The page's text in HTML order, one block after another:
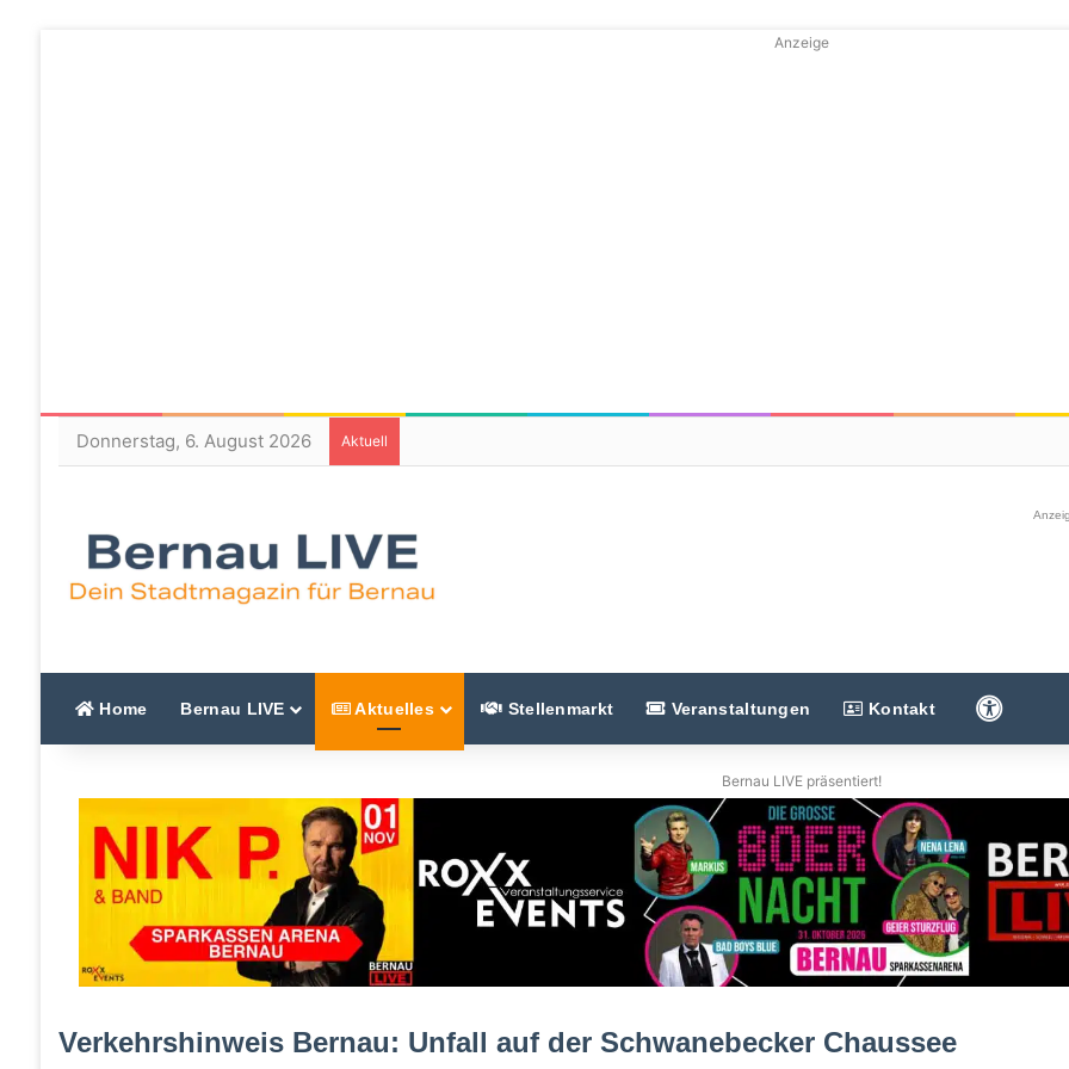
Anzeige
Donnerstag, 6. August 2026 Aktuell
Home Bernau LIVE Aktuelles Stellenmarkt Veranstaltungen Kontakt
Bernau LIVE präsentiert!
Verkehrshinweis Bernau: Unfall auf der Schwanebecker Chaussee